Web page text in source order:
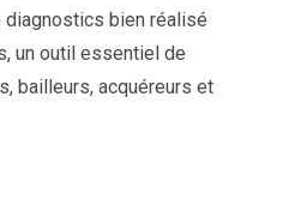
bien réalisé
un outil essentiel de
bailleurs, acquéreurs et